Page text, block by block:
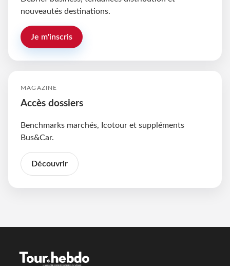
nouveautés destinations.
Je m'inscris
MAGAZINE
Accès dossiers
Benchmarks marchés, Icotour et suppléments
Bus&Car.
Découvrir